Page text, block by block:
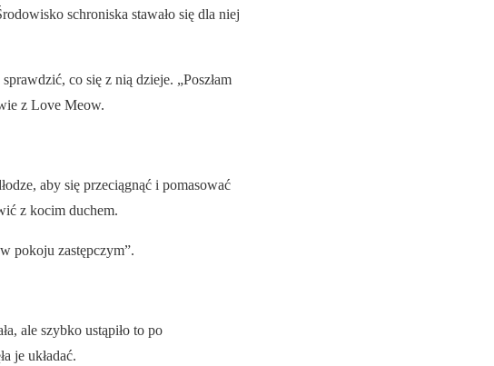
schroniska stawało się dla niej
co się z nią dzieje. „Poszłam
z Love Meow.
aby się przeciągnąć i pomasować
z kocim duchem.
pokoju zastępczym”.
ale szybko ustąpiło to po
je układać.